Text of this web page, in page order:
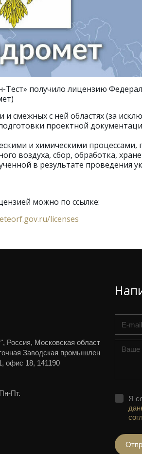
Тест» получило лицензию
смежных с ней областях (за
проектной
и химическими
воздуха, сбор, обработка,
в результате проведения
можно по ссылке:
licenses
, Россия, Московская област
Заводская промышлен
, офис 18, 141190
Пт.
Я